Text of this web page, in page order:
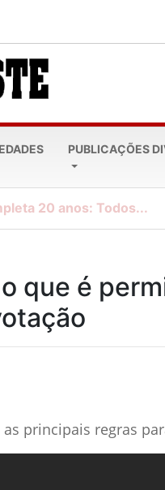
PUBLICAÇÕES
20 anos: Todos...
que é
principais regras